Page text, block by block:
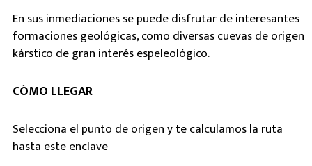
En sus inmediaciones se puede disfrutar de interesantes
formaciones geológicas, como diversas cuevas de origen
kárstico de gran interés espeleológico.
CÓMO LLEGAR
Selecciona el punto de origen y te calculamos la ruta
hasta este enclave